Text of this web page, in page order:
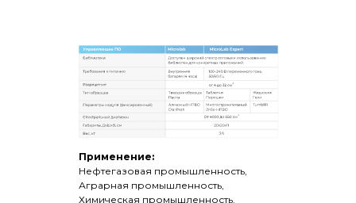
Применение:
Нефтегазовая промышленность,
Аграрная промышленность,
Химическая промышленность.